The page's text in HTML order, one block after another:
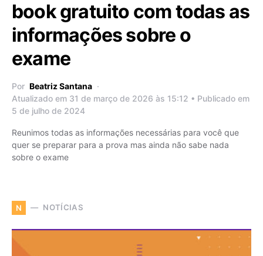
book gratuito com todas as
informações sobre o
exame
Por Beatriz Santana
Atualizado em 31 de março de 2026 às 15:12 • Publicado em
5 de julho de 2024
Reunimos todas as informações necessárias para você que
quer se preparar para a prova mas ainda não sabe nada
sobre o exame
N NOTÍCIAS